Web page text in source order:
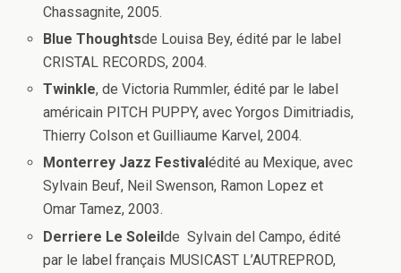
Chassagnite, 2005.
Blue Thoughtsde Louisa Bey, édité par le label
CRISTAL RECORDS, 2004.
Twinkle, de Victoria Rummler, édité par le label
américain PITCH PUPPY, avec Yorgos Dimitriadis,
Thierry Colson et Guilliaume Karvel, 2004.
Monterrey Jazz Festivalédité au Mexique, avec
Sylvain Beuf, Neil Swenson, Ramon Lopez et
Omar Tamez, 2003.
Derriere Le Soleilde Sylvain del Campo, édité
par le label français MUSICAST L’AUTREPROD,